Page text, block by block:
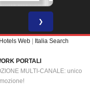
❯
Hotels Web Italia Search
PORTALI
MULTI-CANALE: unico